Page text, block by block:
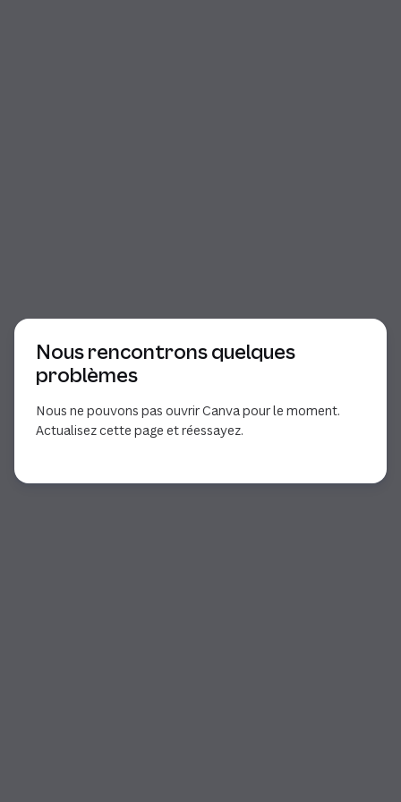
Nous rencontrons quelques
problèmes
Nous ne pouvons pas ouvrir Canva pour le moment.
Actualisez cette page et réessayez.